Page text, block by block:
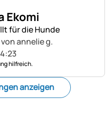
Ekomi
für die Hunde
annelie g.
hilfreich.
anzeigen